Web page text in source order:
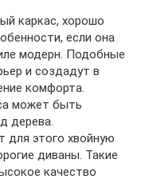
каркас, хорошо
если она
модерн. Подобные
и создадут в
комфорта.
может быть
дерева.
для этого хвойную
диваны. Такие
качество